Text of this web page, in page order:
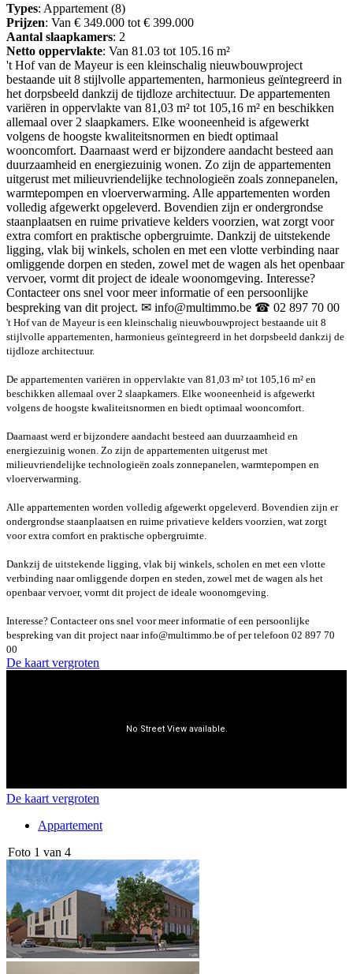
Types: Appartement (8)
Prijzen: Van € 349.000 tot € 399.000
Aantal slaapkamers: 2
Netto oppervlakte: Van 81.03 tot 105.16 m²
't Hof van de Mayeur is een kleinschalig nieuwbouwproject
bestaande uit 8 stijlvolle appartementen, harmonieus geïntegreerd in
het dorpsbeeld dankzij de tijdloze architectuur. De appartementen
variëren in oppervlakte van 81,03 m² tot 105,16 m² en beschikken
allemaal over 2 slaapkamers. Elke wooneenheid is afgewerkt
volgens de hoogste kwaliteitsnormen en biedt optimaal
wooncomfort. Daarnaast werd er bijzondere aandacht besteed aan
duurzaamheid en energiezuinig wonen. Zo zijn de appartementen
uitgerust met milieuvriendelijke technologieën zoals zonnepanelen,
warmtepompen en vloerverwarming. Alle appartementen worden
volledig afgewerkt opgeleverd. Bovendien zijn er ondergrondse
staanplaatsen en ruime privatieve kelders voorzien, wat zorgt voor
extra comfort en praktische opbergruimte. Dankzij de uitstekende
ligging, vlak bij winkels, scholen en met een vlotte verbinding naar
omliggende dorpen en steden, zowel met de wagen als het openbaar
vervoer, vormt dit project de ideale woonomgeving. Interesse?
Contacteer ons snel voor meer informatie of een persoonlijke
bespreking van dit project. ✉ info@multimmo.be ☎ 02 897 70 00
't Hof van de Mayeur is een kleinschalig nieuwbouwproject bestaande uit 8
stijlvolle appartementen, harmonieus geïntegreerd in het dorpsbeeld dankzij de
tijdloze architectuur.
De appartementen variëren in oppervlakte van 81,03 m² tot 105,16 m² en
beschikken allemaal over 2 slaapkamers. Elke wooneenheid is afgewerkt
volgens de hoogste kwaliteitsnormen en biedt optimaal wooncomfort.
Daarnaast werd er bijzondere aandacht besteed aan duurzaamheid en
energiezuinig wonen. Zo zijn de appartementen uitgerust met
milieuvriendelijke technologieën zoals zonnepanelen, warmtepompen en
vloerverwarming.
Alle appartementen worden volledig afgewerkt opgeleverd. Bovendien zijn er
ondergrondse staanplaatsen en ruime privatieve kelders voorzien, wat zorgt
voor extra comfort en praktische opbergruimte.
Dankzij de uitstekende ligging, vlak bij winkels, scholen en met een vlotte
verbinding naar omliggende dorpen en steden, zowel met de wagen als het
openbaar vervoer, vormt dit project de ideale woonomgeving.
Interesse? Contacteer ons snel voor meer informatie of een persoonlijke
bespreking van dit project naar info@multimmo.be of per telefoon 02 897 70
00
De kaart vergroten
De kaart vergroten
Appartement
Foto 1 van 4